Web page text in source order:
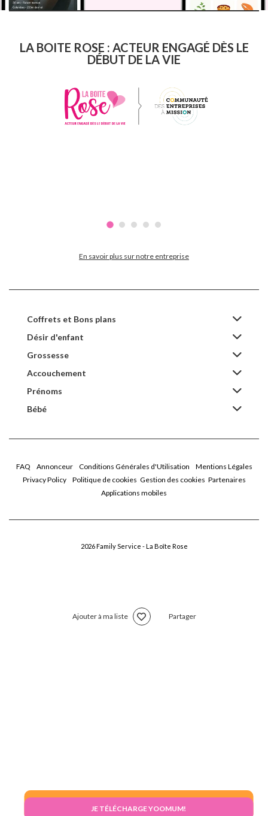
POUR BEBE
JE TÉLÉCHARGE YOOMUM!
LA BOITE ROSE : ACTEUR ENGAGÉ DÈS LE
DÉBUT DE LA VIE
En savoir plus sur notre entreprise
Coffrets et Bons plans
Désir d'enfant
Grossesse
Accouchement
Prénoms
Bébé
FAQ Annonceur Conditions Générales d'Utilisation
Mentions Légales
Privacy Policy
Politique de cookies Gestion des cookies Partenaires
Applications mobiles
2026 Family Service - La Boîte Rose
Ajouter à ma liste Partager